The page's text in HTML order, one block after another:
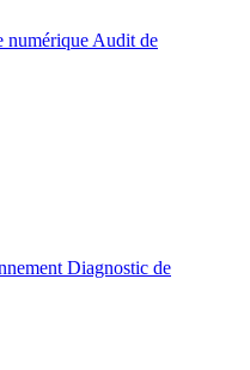
Audit de
Diagnostic de